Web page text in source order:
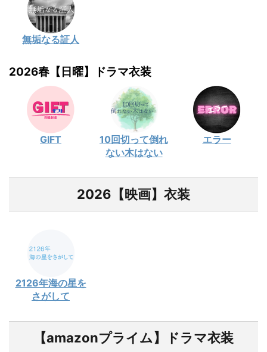
無垢なる証人
2026春【日曜】ドラマ衣装
GIFT
10回切って倒れ
ない木はない
エラー
2026【映画】衣装
2126年海の星を
さがして
【amazonプライム】ドラマ衣装